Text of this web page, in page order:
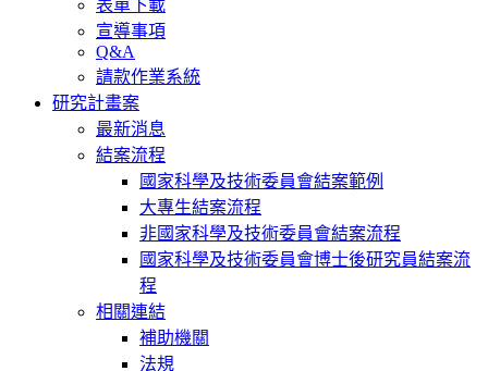
表單下載
宣導事項
Q&A
請款作業系統
研究計畫案
最新消息
結案流程
國家科學及技術委員會結案範例
大專生結案流程
非國家科學及技術委員會結案流程
國家科學及技術委員會博士後研究員結案流
程
相關連結
補助機關
法規